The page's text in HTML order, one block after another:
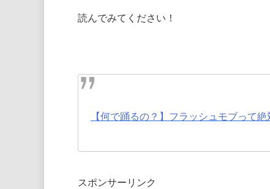
読んでみてください！
【何で踊るの？】フラッシュモブって
スポンサーリンク